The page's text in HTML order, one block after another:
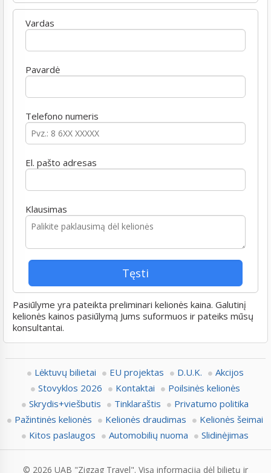
Vardas
Pavardė
Telefono numeris
El. pašto adresas
Klausimas
Pasiūlyme yra pateikta preliminari kelionės kaina. Galutinį
kelionės kainos pasiūlymą Jums suformuos ir pateiks mūsų
konsultantai.
Lėktuvų bilietai EU projektas D.U.K.
Akcijos
Stovyklos 2026
Kontaktai
Poilsinės kelionės
Skrydis+viešbutis
Tinklaraštis
Privatumo politika
Pažintinės kelionės
Kelionės draudimas
Kelionės šeimai
Kitos paslaugos
Automobilių nuoma Slidinėjimas
© 2026 UAB "Zigzag Travel". Visą informaciją dėl bilietų ir